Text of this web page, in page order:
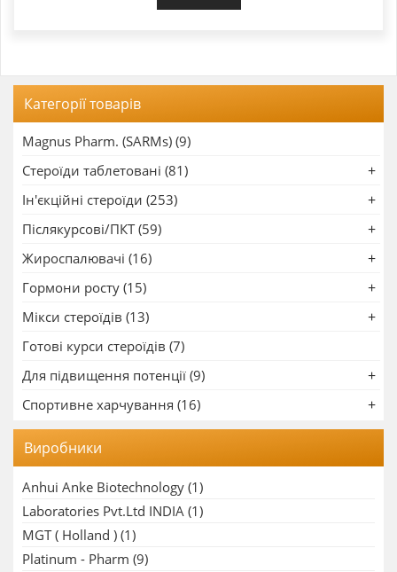
Категорії товарів
Magnus Pharm. (SARMs) (9)
Стероїди таблетовані (81)
Ін'єкційні стероїди (253)
Післякурсові/ПКТ (59)
Жироспалювачі (16)
Гормони росту (15)
Мікси стероїдів (13)
Готові курси стероїдів (7)
Для підвищення потенції (9)
Спортивне харчування (16)
Виробники
Anhui Anke Biotechnology (1)
Laboratories Pvt.Ltd INDIA (1)
MGT ( Holland ) (1)
Platinum - Pharm (9)